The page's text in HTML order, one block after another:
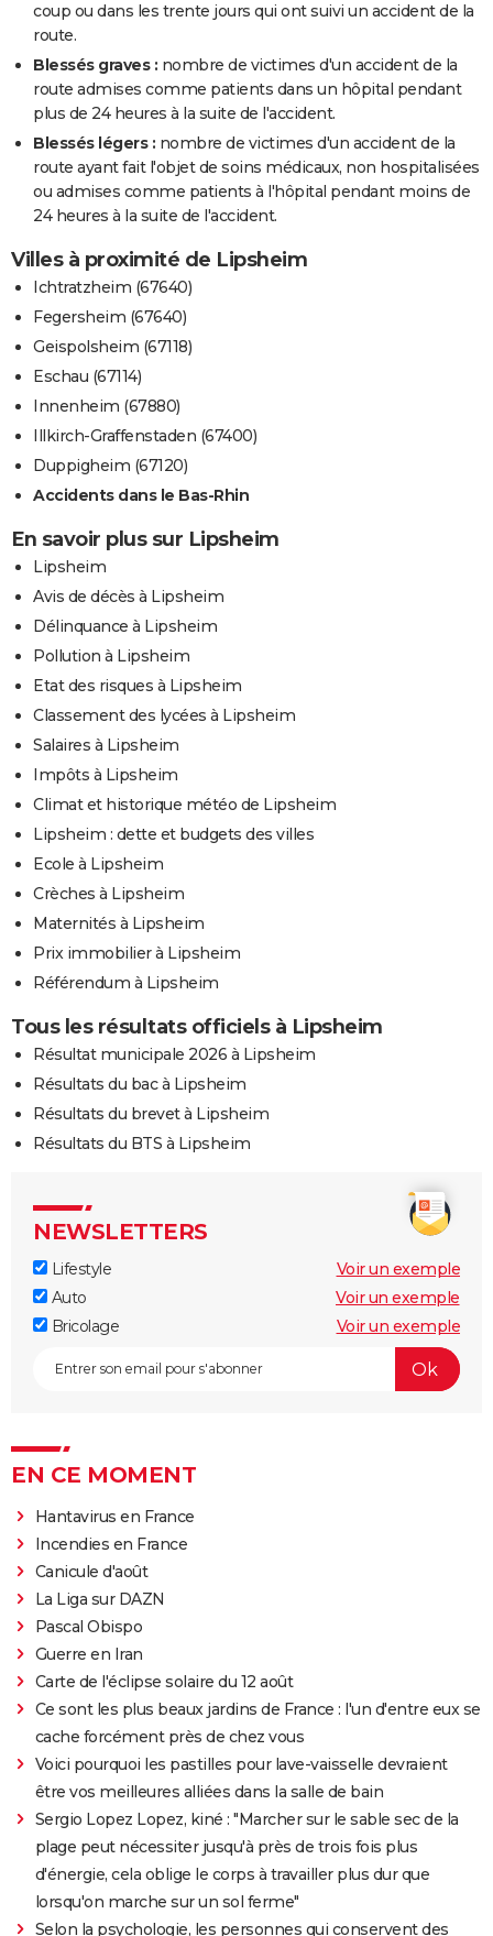
coup ou dans les trente jours qui ont suivi un accident de la
route.
Blessés graves : nombre de victimes d'un accident de la
route admises comme patients dans un hôpital pendant
plus de 24 heures à la suite de l'accident.
Blessés légers : nombre de victimes d'un accident de la
route ayant fait l'objet de soins médicaux, non hospitalisées
ou admises comme patients à l'hôpital pendant moins de
24 heures à la suite de l'accident.
Villes à proximité de Lipsheim
Ichtratzheim (67640)
Fegersheim (67640)
Geispolsheim (67118)
Eschau (67114)
Innenheim (67880)
Illkirch-Graffenstaden (67400)
Duppigheim (67120)
Accidents dans le Bas-Rhin
En savoir plus sur Lipsheim
Lipsheim
Avis de décès à Lipsheim
Délinquance à Lipsheim
Pollution à Lipsheim
Etat des risques à Lipsheim
Classement des lycées à Lipsheim
Salaires à Lipsheim
Impôts à Lipsheim
Climat et historique météo de Lipsheim
Lipsheim : dette et budgets des villes
Ecole à Lipsheim
Crèches à Lipsheim
Maternités à Lipsheim
Prix immobilier à Lipsheim
Référendum à Lipsheim
Tous les résultats officiels à Lipsheim
Résultat municipale 2026 à Lipsheim
Résultats du bac à Lipsheim
Résultats du brevet à Lipsheim
Résultats du BTS à Lipsheim
NEWSLETTERS
Lifestyle
Voir un exemple
Auto
Voir un exemple
Bricolage
Voir un exemple
EN CE MOMENT
Hantavirus en France
Incendies en France
Canicule d'août
La Liga sur DAZN
Pascal Obispo
Guerre en Iran
Carte de l'éclipse solaire du 12 août
Ce sont les plus beaux jardins de France : l'un d'entre eux se
cache forcément près de chez vous
Voici pourquoi les pastilles pour lave-vaisselle devraient
être vos meilleures alliées dans la salle de bain
Sergio Lopez Lopez, kiné : "Marcher sur le sable sec de la
plage peut nécessiter jusqu'à près de trois fois plus
d'énergie, cela oblige le corps à travailler plus dur que
lorsqu'on marche sur un sol ferme"
Selon la psychologie, les personnes qui conservent des